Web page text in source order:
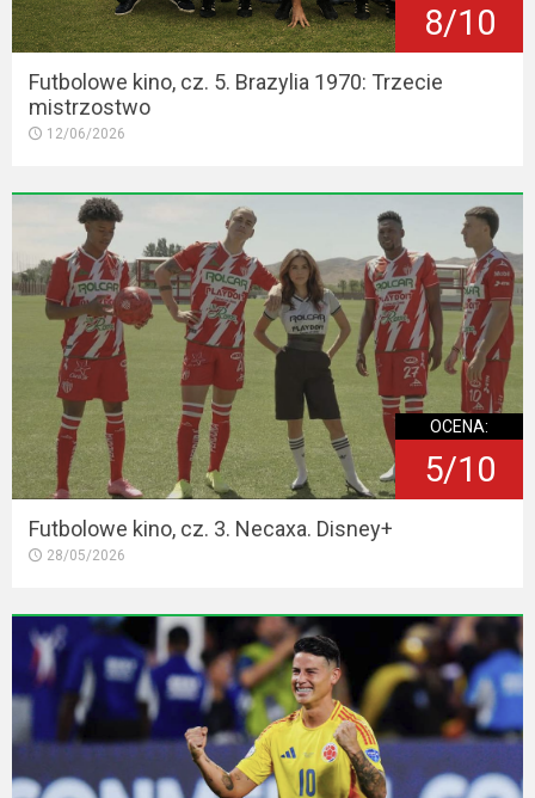
8/10
Futbolowe kino, cz. 5. Brazylia 1970: Trzecie
mistrzostwo
12/06/2026
OCENA:
5/10
Futbolowe kino, cz. 3. Necaxa. Disney+
28/05/2026